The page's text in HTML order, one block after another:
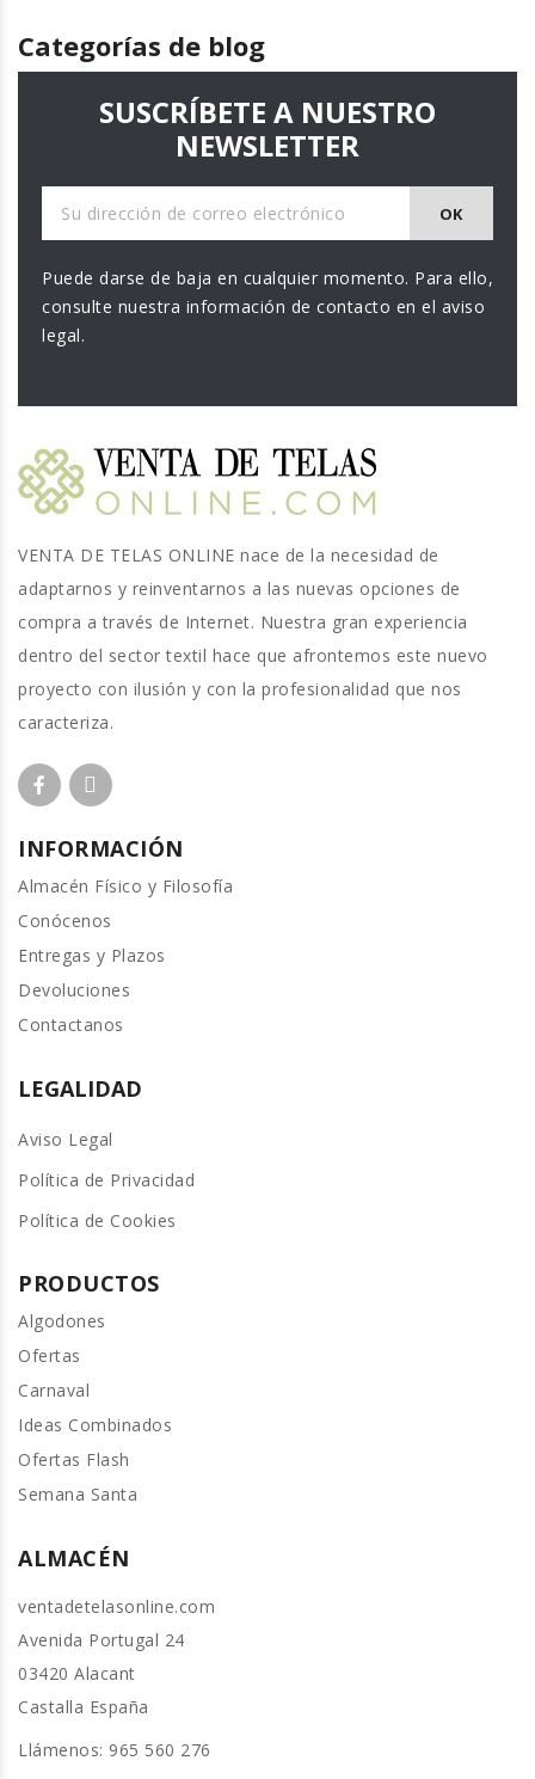
Categorías de blog
SUSCRÍBETE A NUESTRO
NEWSLETTER
Puede darse de baja en cualquier momento. Para ello,
consulte nuestra información de contacto en el aviso
legal.
VENTA DE TELAS ONLINE nace de la necesidad de
adaptarnos y reinventarnos a las nuevas opciones de
compra a través de Internet. Nuestra gran experiencia
dentro del sector textil hace que afrontemos este nuevo
proyecto con ilusión y con la profesionalidad que nos
caracteriza.
INFORMACIÓN
Almacén Físico y Filosofía
Conócenos
Entregas y Plazos
Devoluciones
Contactanos
LEGALIDAD
Aviso Legal
Política de Privacidad
Política de Cookies
PRODUCTOS
Algodones
Ofertas
Carnaval
Ideas Combinados
Ofertas Flash
Semana Santa
ALMACÉN
ventadetelasonline.com
Avenida Portugal 24
03420 Alacant
Castalla España
Llámenos: 965 560 276